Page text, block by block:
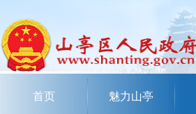
首页 魅力山亭